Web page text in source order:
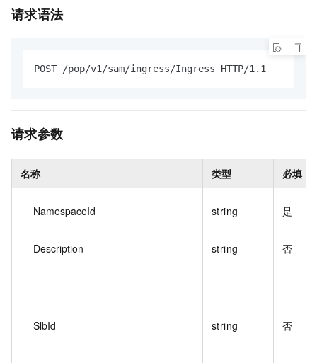
请求语法
POST /pop/v1/sam/ingress/Ingress HTTP/1.1
请求参数
名称 类型 必填
NamespaceId string 是
Description string 否
SlbId string 否